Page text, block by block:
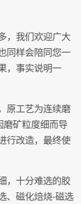
，我们欢迎广大
同样会陪同您一
，事实说明一
原工艺为连续磨
矿粒度细而导
行改造，最终使
，十分难选的胶
、磁化焙烧-磁选